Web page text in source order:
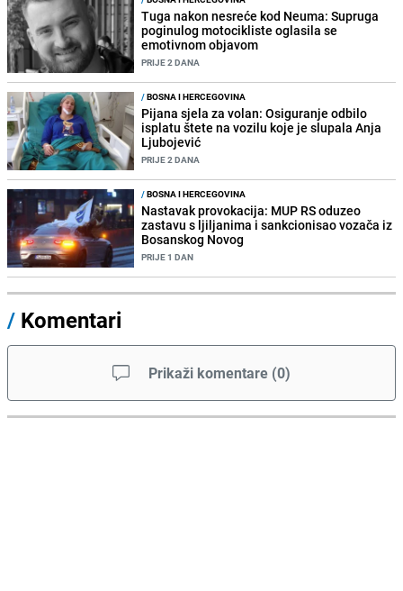
Tuga nakon nesreće kod Neuma: Supruga
poginulog motocikliste oglasila se
emotivnom objavom
PRIJE 2 DANA
/BOSNA I HERCEGOVINA
Pijana sjela za volan: Osiguranje odbilo
isplatu štete na vozilu koje je slupala Anja
Ljubojević
PRIJE 2 DANA
/BOSNA I HERCEGOVINA
Nastavak provokacija: MUP RS oduzeo
zastavu s ljiljanima i sankcionisao vozača iz
Bosanskog Novog
PRIJE 1 DAN
/ Komentari
Prikaži komentare (0)